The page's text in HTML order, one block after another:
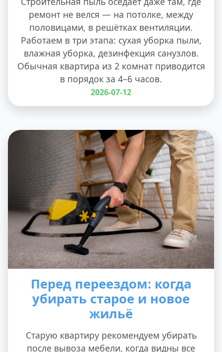
ремонт не велся — на потолке, между
половицами, в решётках вентиляции.
Работаем в три этапа: сухая уборка пыли,
влажная уборка, дезинфекция санузлов.
Обычная квартира из 2 комнат приводится
в порядок за 4–6 часов.
2026-07-12
Перед переездом: когда
убирать старое и новое
жильё
Старую квартиру рекомендуем убирать
после вывоза мебели, когда видны все